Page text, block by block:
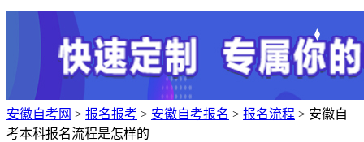
安徽自考网 > 报名报考 > 安徽自考报名 > 报名流程 > 安徽自
考本科报名流程是怎样的